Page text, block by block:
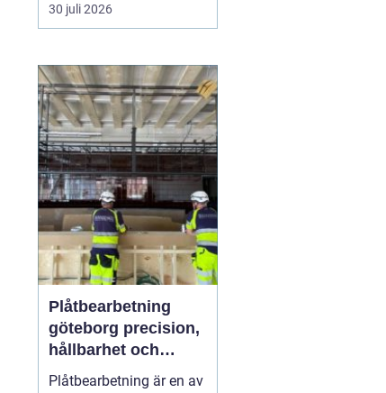
ett nytt yrke, en starkare
arbetsmarknaden eller
en naturlig utveckling i
ett jobb inom transport
och logistik. I Uddevalla
finns goda mö...
30 juli 2026
Plåtbearbetning
göteborg precision,
hållbarhet och
smarta lösningar
Plåtbearbetning är en av